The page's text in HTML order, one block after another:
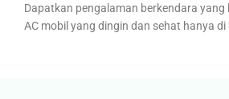
Dapatkan pengalaman berkendara yang
AC mobil yang dingin dan sehat hanya di